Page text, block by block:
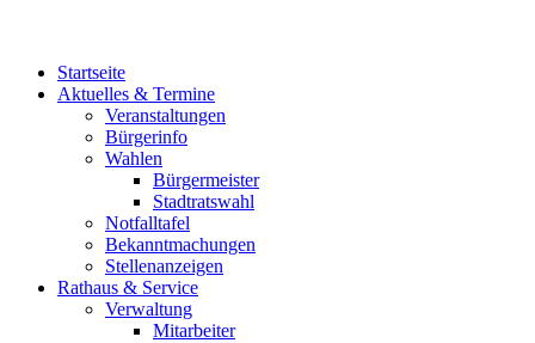
Startseite
Aktuelles & Termine
Veranstaltungen
Bürgerinfo
Wahlen
Bürgermeister
Stadtratswahl
Notfalltafel
Bekanntmachungen
Stellenanzeigen
Rathaus & Service
Verwaltung
Mitarbeiter